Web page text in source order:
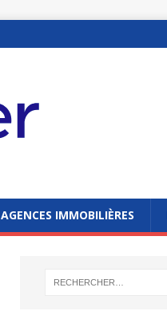
AGENCES IMMOBILIÈRES